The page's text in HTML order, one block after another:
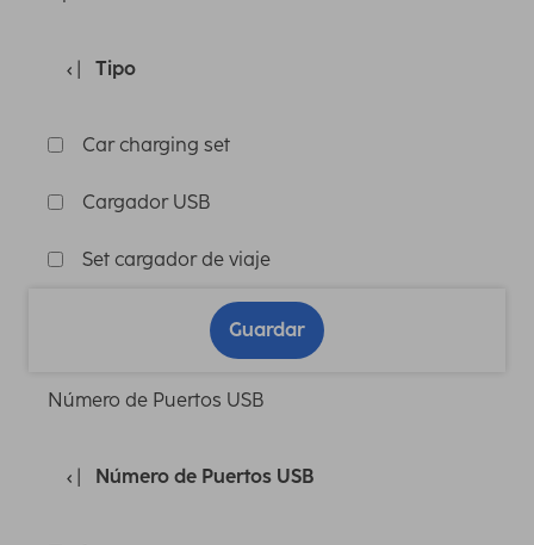
Tipo
Car charging set
Cargador USB
Set cargador de viaje
Guardar
Número de Puertos USB
Número de Puertos USB